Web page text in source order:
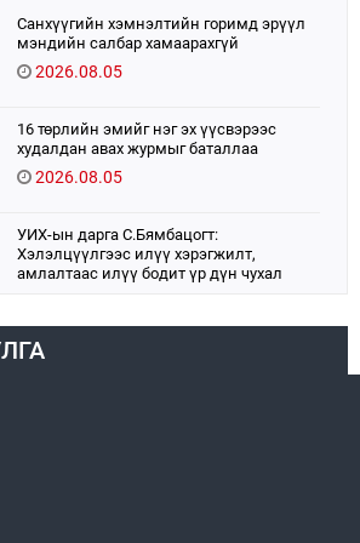
Санхүүгийн хэмнэлтийн горимд эрүүл
мэндийн салбар хамаарахгүй
2026.08.05
16 төрлийн эмийг нэг эх үүсвэрээс
худалдан авах журмыг баталлаа
2026.08.05
УИХ-ын дарга С.Бямбацогт:
Хэлэлцүүлгээс илүү хэрэгжилт,
амлалтаас илүү бодит үр дүн чухал
Монголбанк 7 дугаар сард 1,439.2 кг үнэт